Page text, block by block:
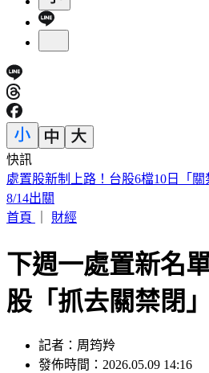
快訊
漢光Day3！模擬共軍襲擊 幻象
曝
首頁
財經
下週一處置新名
股「抓去關禁閉
記者：周筠羚
發佈時間：2026.05.09 14:16